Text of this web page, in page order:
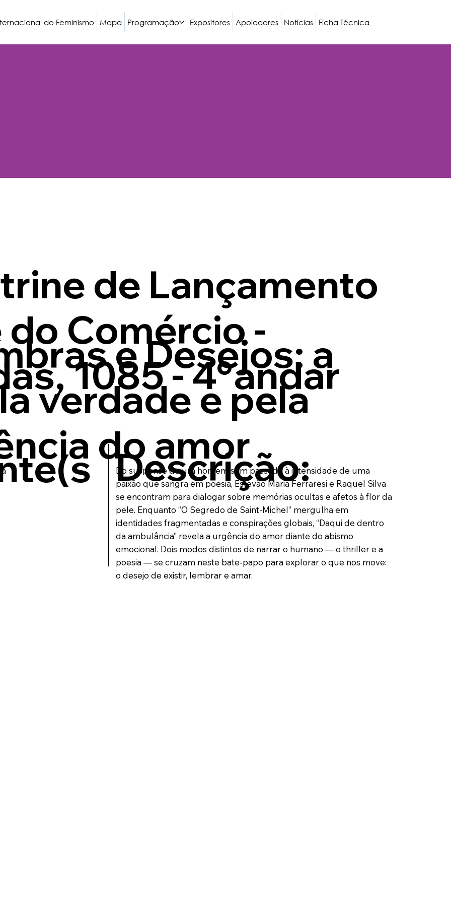
do Feminismo Mapa Programação Expositores Apoiadores Notícias Ficha Técnica
de Lançamento
do Comércio -
1085 - 4°andar
e Desejos: a
verdade e pela
do amor
Descrição:
Do suspense de um homem sem passado à intensidade de uma
paixão que sangra em poesia, Estevão Maria Ferraresi e Raquel Silva
se encontram para dialogar sobre memórias ocultas e afetos à flor da
pele. Enquanto “O Segredo de Saint-Michel” mergulha em
identidades fragmentadas e conspirações globais, “Daqui de dentro
da ambulância” revela a urgência do amor diante do abismo
emocional. Dois modos distintos de narrar o humano — o thriller e a
poesia — se cruzam neste bate-papo para explorar o que nos move:
o desejo de existir, lembrar e amar.